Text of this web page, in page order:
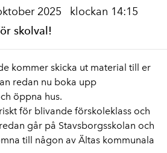
2025 klockan 14:15
skolval!
kommer skicka ut material till er
redan nu boka upp
öppna hus.
för blivande förskoleklass och
redan går på Stavsborgsskolan och
till någon av Ältas kommunala